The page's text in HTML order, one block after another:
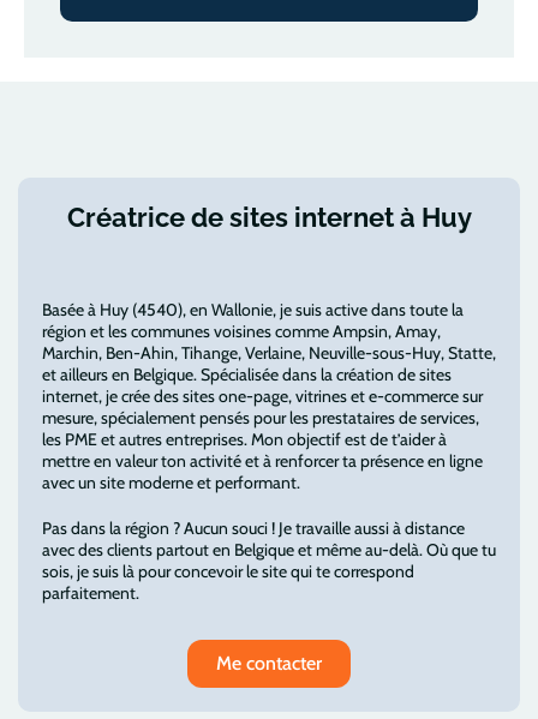
Créatrice de sites internet à Huy
Basée à Huy (4540), en Wallonie, je suis active dans toute la
région et les communes voisines comme Ampsin, Amay,
Marchin, Ben-Ahin, Tihange, Verlaine, Neuville-sous-Huy, Statte,
et ailleurs en Belgique. Spécialisée dans la création de sites
internet, je crée des sites one-page, vitrines et e-commerce sur
mesure, spécialement pensés pour les prestataires de services,
les PME et autres entreprises. Mon objectif est de t’aider à
mettre en valeur ton activité et à renforcer ta présence en ligne
avec un site moderne et performant.
Pas dans la région ? Aucun souci ! Je travaille aussi à distance
avec des clients partout en Belgique et même au-delà. Où que tu
sois, je suis là pour concevoir le site qui te correspond
parfaitement.
Me contacter